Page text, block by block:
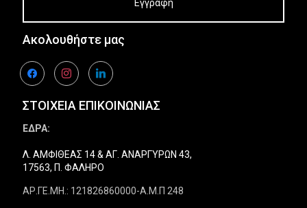
Ακολουθήστε μας
facebookinstagramlinkedin
ΣΤΟΙΧΕΙΑ ΕΠΙΚΟΙΝΩΝΙΑΣ
ΕΔΡΑ:
Λ. ΑΜΦΙΘΕΑΣ 14 & ΑΓ. ΑΝΑΡΓΥΡΩΝ 43,
17563, Π. ΦΑΛΗΡΟ
ΑΡ.ΓΕ.ΜΗ.: 121826860000-Α.Μ.Π 248